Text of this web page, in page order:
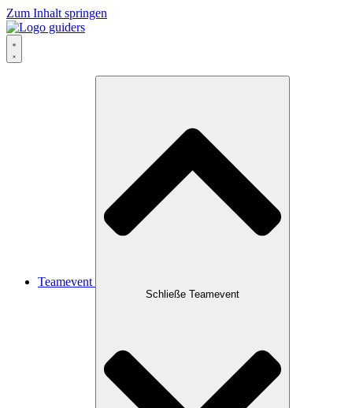
Zum Inhalt springen
Teamevent
Schließe Teamevent